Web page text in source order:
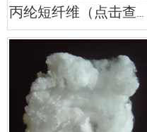
丙纶短纤维（点击查看详情）